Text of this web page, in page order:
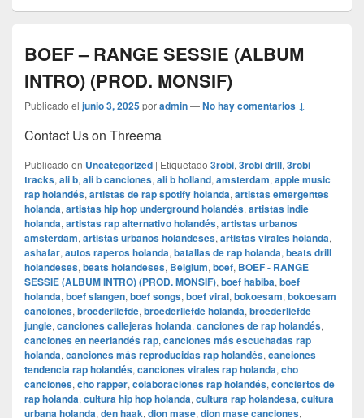
BOEF – RANGE SESSIE (ALBUM
INTRO) (PROD. MONSIF)
Publicado el junio 3, 2025poradmin—No hay comentarios ↓
Contact Us on Threema
Publicado en Uncategorized | Etiquetado 3robi, 3robi drill, 3robi
tracks, ali b, ali b canciones, ali b holland, amsterdam, apple music
rap holandés, artistas de rap spotify holanda, artistas emergentes
holanda, artistas hip hop underground holandés, artistas indie
holanda, artistas rap alternativo holandés, artistas urbanos
amsterdam, artistas urbanos holandeses, artistas virales holanda,
ashafar, autos raperos holanda, batallas de rap holanda, beats drill
holandeses, beats holandeses, Belgium, boef, BOEF - RANGE
SESSIE (ALBUM INTRO) (PROD. MONSIF), boef habiba, boef
holanda, boef slangen, boef songs, boef viral, bokoesam, bokoesam
canciones, broederliefde, broederliefde holanda, broederliefde
jungle, canciones callejeras holanda, canciones de rap holandés,
canciones en neerlandés rap, canciones más escuchadas rap
holanda, canciones más reproducidas rap holandés, canciones
tendencia rap holandés, canciones virales rap holanda, cho
canciones, cho rapper, colaboraciones rap holandés, conciertos de
rap holanda, cultura hip hop holanda, cultura rap holandesa, cultura
urbana holanda, den haak, dion mase, dion mase canciones,